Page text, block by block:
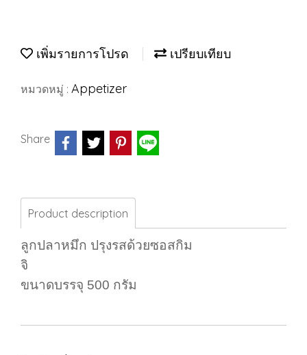
เพิ่มรายการโปรด เปรียบเทียบ
หมวดหมู่ : Appetizer
Share
Product description
ลูกปลาหมึก ปรุงรสด้วยซอสกิม
จิ
ขนาดบรรจุ 500 กรัม